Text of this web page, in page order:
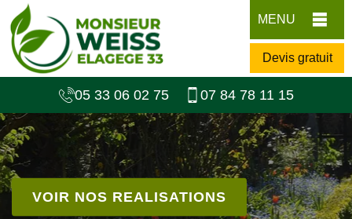
MENU
Devis gratuit
05 33 06 02 75 07 84 78 11 15
VOIR NOS REALISATIONS